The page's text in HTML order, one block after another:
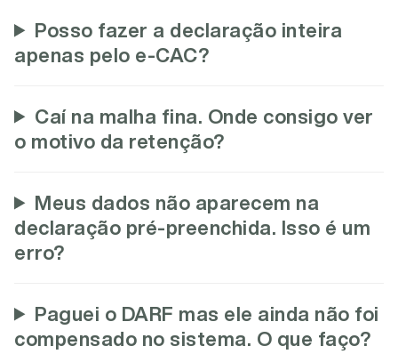
Posso fazer a declaração inteira
apenas pelo e-CAC?
Caí na malha fina. Onde consigo ver
o motivo da retenção?
Meus dados não aparecem na
declaração pré-preenchida. Isso é um
erro?
Paguei o DARF mas ele ainda não foi
compensado no sistema. O que faço?